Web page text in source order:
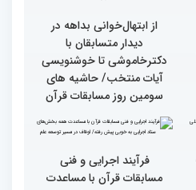
صمیمی رئیس سازمان اوقاف
و امور خیریه با هیأت داوران
خواهران و برادران،
متسابقین چهلمین دوره
مسابقات بین المللی قرآن
کریم(بخش اول)
گزارش تصویری دومین روز